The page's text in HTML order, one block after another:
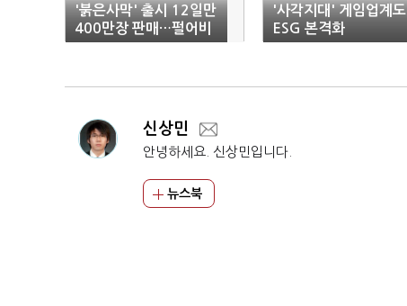
'붉은사막' 출시 12일만
400만장 판매…펄어비
스도 주가 상승
'사각지대' 게임업계도
ESG 본격화
신상민
안녕하세요. 신상민입니다.
뉴스북